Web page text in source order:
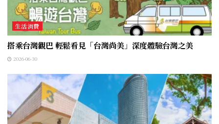
生活消費
搭乘台灣觀巴 輕鬆看見「台灣尚美」深度體驗台灣之美
2026-06-30